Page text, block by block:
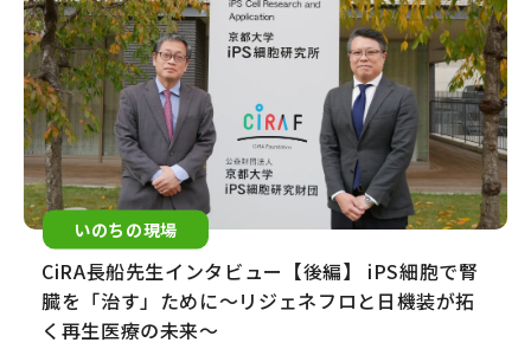
いのちの現場
CiRA長船先生インタビュー【後編】 iPS細胞で腎
臓を「治す」ために～リジェネフロと日機装が拓
く再生医療の未来～